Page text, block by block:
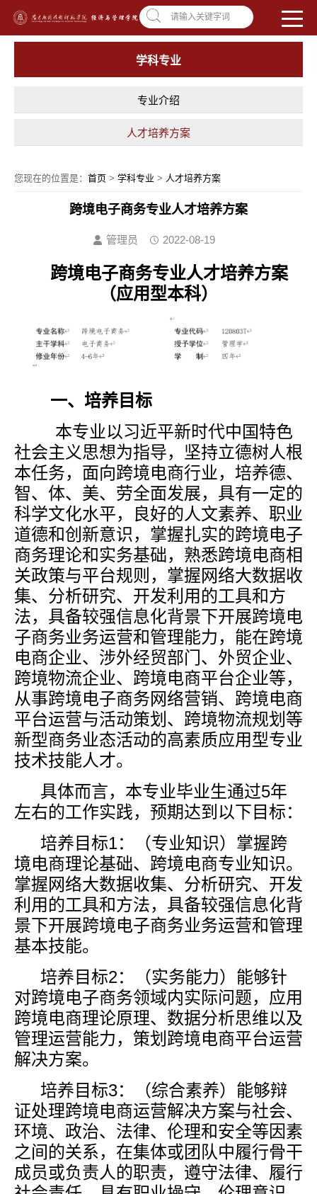
南昌应用技术师范学院，助你圆梦! 学校首页| OA系统 违反师德举报信箱
请输入关键字词
学科专业
专业介绍
人才培养方案
您现在的位置是： 首页 > 学科专业 > 人才培养方案
跨境电子商务专业人才培养方案
管理员 2022-08-19
跨境电子商务专业人才培养方案
（应用型本科）
一、培养目标
本专业以习近平新时代中国特色
社会主义思想为指导，坚持立德树人根
本任务，面向跨境电商行业，培养德、
智、体、美、劳全面发展，具有一定的
科学文化水平，良好的人文素养、职业
道德和创新意识，掌握扎实的跨境电子
商务理论和实务基础，熟悉跨境电商相
关政策与平台规则，掌握网络大数据收
集、分析研究、开发利用的工具和方
法，具备较强信息化背景下开展跨境电
子商务业务运营和管理能力，能在跨境
电商企业、涉外经贸部门、外贸企业、
跨境物流企业、跨境电商平台企业等，
从事跨境电子商务网络营销、跨境电商
平台运营与活动策划、跨境物流规划等
新型商务业态活动的高素质应用型专业
技术技能人才。
具体而言，本专业毕业生通过5年
左右的工作实践，预期达到以下目标：
培养目标1：（专业知识）掌握跨
境电商理论基础、跨境电商专业知识。
掌握网络大数据收集、分析研究、开发
利用的工具和方法，具备较强信息化背
景下开展跨境电子商务业务运营和管理
基本技能。
培养目标2：（实务能力）能够针
对跨境电子商务领域内实际问题，应用
跨境电商理论原理、数据分析思维以及
管理运营能力，策划跨境电商平台运营
解决方案。
培养目标3：（综合素养）能够辩
证处理跨境电商运营解决方案与社会、
环境、政治、法律、伦理和安全等因素
之间的关系，在集体或团队中履行骨干
成员或负责人的职责，遵守法律、履行